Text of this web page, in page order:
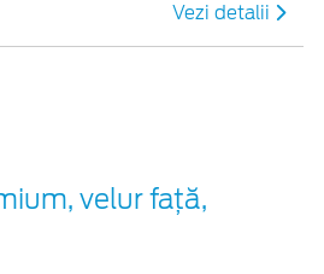
Vezi detalii
velur faţă,